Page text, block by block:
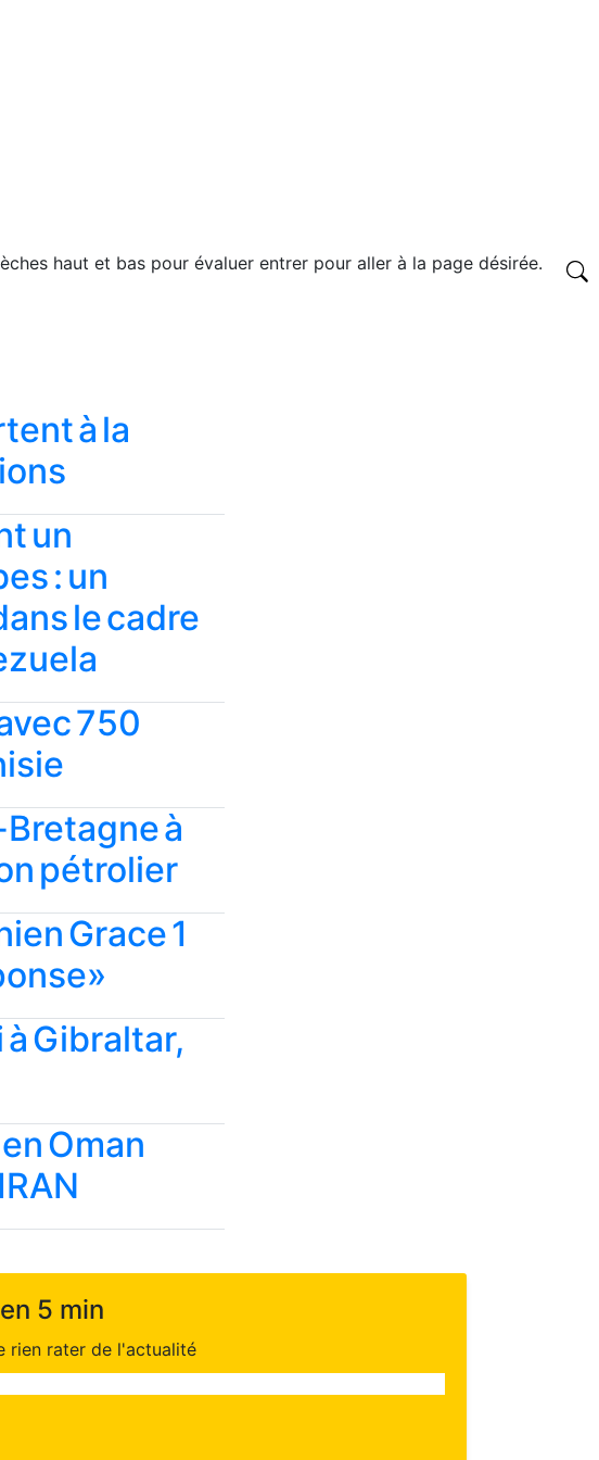
haut et bas pour évaluer entrer pour aller à la page désirée.
à la
un
: un
le cadre
750
Bretagne à
pétrolier
Grace 1
Gibraltar,
Oman
5 min
rien rater de l'actualité